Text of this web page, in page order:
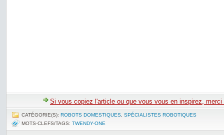
Si vous copiez l'article ou que vous vous en inspirez,
CATÉGORIE(S): ROBOTS DOMESTIQUES SPÉCIALISTES ROBOTIQUES
MOTS-CLEFS/TAGS: TWENDY-ONE